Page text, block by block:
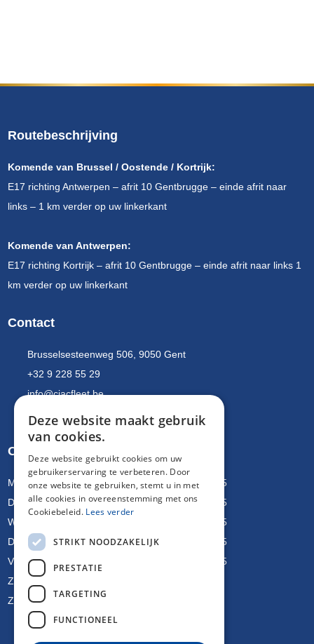
Routebeschrijving
Komende van Brussel / Oostende / Kortrijk:
E17 richting Antwerpen – afrit 10 Gentbrugge – einde afrit naar
links – 1 km verder op uw linkerkant
Komende van Antwerpen:
E17 richting Kortrijk – afrit 10 Gentbrugge – einde afrit naar links 1
km verder op uw linkerkant
Contact
Brusselsesteenweg 506, 9050 Gent
+32 9 228 55 29
info@ciacfleet.be
BTW BE 0428.321.910
Openingsuren
Maandag
08u15 - 12u00 & 13u00 - 17u15
Dinsdag
08u15 - 12u00 & 13u00 - 17u15
Woensdag
08u15 - 12u00 & 13u00 - 17u15
Donderdag
08u15 - 12u00 & 13u00 - 17u15
Vrijdag
08u15 - 12u00 & 13u00 - 17u15
Zaterdag
Zondag
GESLOTEN
Deze website maakt gebruik
van cookies.
Deze website gebruikt cookies om uw
gebruikerservaring te verbeteren. Door
onze website te gebruiken, stemt u in met
alle cookies in overeenstemming met ons
Cookiebeleid. Lees verder
STRIKT NOODZAKELIJK
PRESTATIE
TARGETING
FUNCTIONEEL